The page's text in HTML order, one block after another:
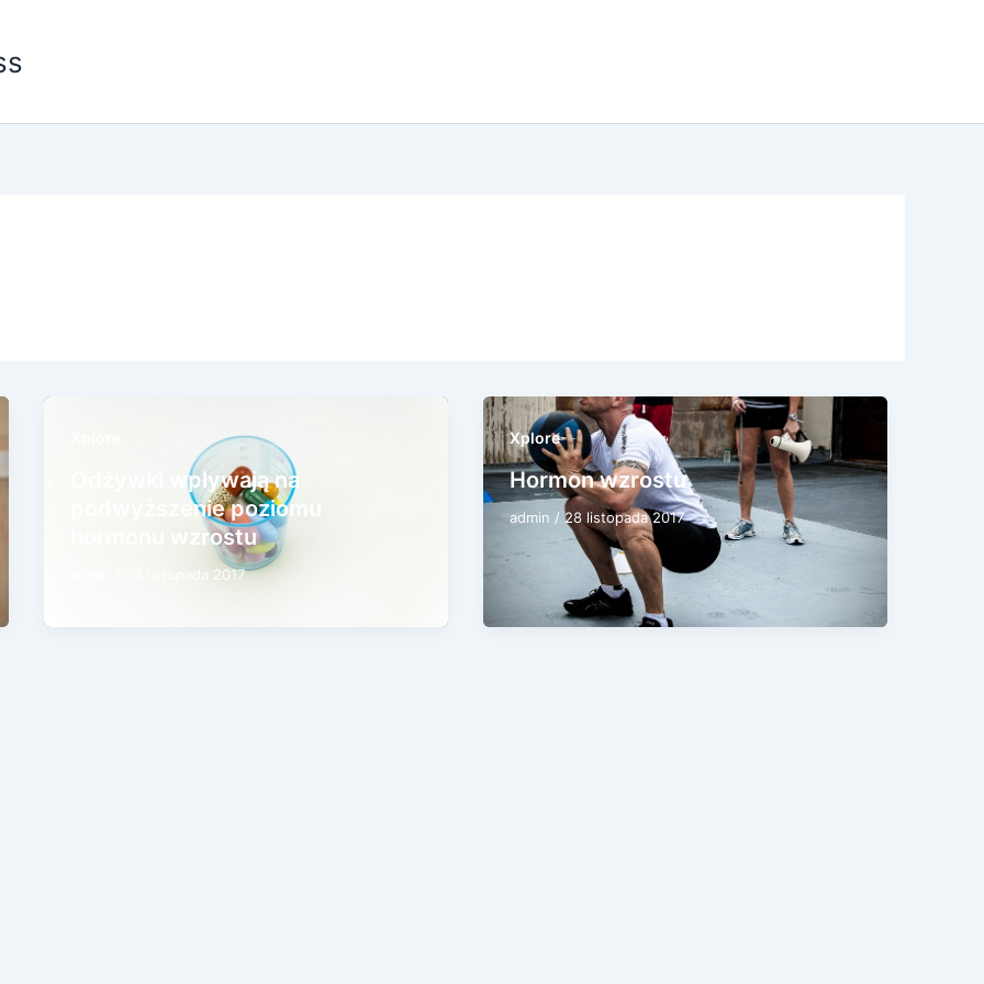
Odżywki wpływają na
podwyższenie poziomu
hormonu wzrostu
28 listopada 2017
Xplore
Hormon wzrostu
admin / 28 listopada 2017